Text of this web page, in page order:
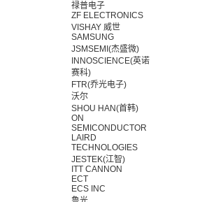
禄普电子
ZF ELECTRONICS
VISHAY 威世
SAMSUNG
JSMSEMI(杰盛微)
INNOSCIENCE(英诺
赛科)
FTR(乔光电子)
沃尔
SHOU HAN(首韩)
ON
SEMICONDUCTOR
LAIRD
TECHNOLOGIES
JESTEK(江智)
ITT CANNON
ECT
ECS INC